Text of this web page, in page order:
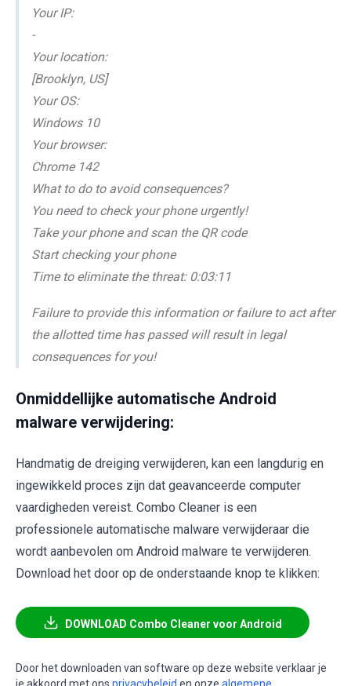
Your IP:
-
Your location:
[Brooklyn, US]
Your OS:
Windows 10
Your browser:
Chrome 142
What to do to avoid consequences?
You need to check your phone urgently!
Take your phone and scan the QR code
Start checking your phone
Time to eliminate the threat: 0:03:11
Failure to provide this information or failure to act after
the allotted time has passed will result in legal
consequences for you!
Onmiddellijke automatische Android
malware verwijdering:
Handmatig de dreiging verwijderen, kan een langdurig en
ingewikkeld proces zijn dat geavanceerde computer
vaardigheden vereist. Combo Cleaner is een
professionele automatische malware verwijderaar die
wordt aanbevolen om Android malware te verwijderen.
Download het door op de onderstaande knop te klikken:
DOWNLOAD Combo Cleaner voor Android
Door het downloaden van software op deze website verklaar je